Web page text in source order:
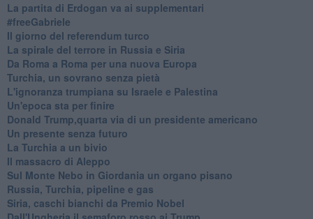
La partita di Erdogan va ai supplementari
#freeGabriele
Il giorno del referendum turco
La spirale del terrore in Russia e Siria
Da Roma a Roma per una nuova Europa
Turchia, un sovrano senza pietà
L'ignoranza trumpiana su Israele e Palestina
Un'epoca sta per finire
Donald Trump,quarta via di un presidente americano
Un presente senza futuro
La Turchia a un bivio
Il massacro di Aleppo
Sul Monte Nebo in Giordania un organo pisano
Russia, Turchia, pipeline e gas
Siria, caschi bianchi da Premio Nobel